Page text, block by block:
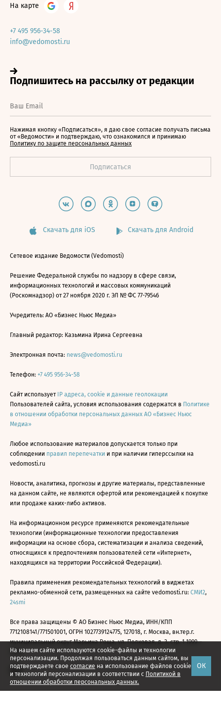
На нашем сайте используются cookie-файлы и технологии
персонализации. Продолжая пользоваться данным сайтом, вы
подтверждаете свое согласие на использование файлов cookie
и технологий персонализации в соответствии с Политикой в
отношении обработки персональных данных.
ОК
На карте
+7 495 956-34-58
info@vedomosti.ru
Нажимая кнопку «Подписаться», я даю свое согласие получать письма
от «Ведомости» и подтверждаю, что ознакомился и принимаю
Политику по защите персональных данных
Скачать для iOS Скачать для Android
Сетевое издание Ведомости (Vedomosti)
Решение Федеральной службы по надзору в сфере связи,
информационных технологий и массовых коммуникаций
(Роскомнадзор) от 27 ноября 2020 г. ЭЛ № ФС 77-79546
Учредитель: АО «Бизнес Ньюс Медиа»
Главный редактор: Казьмина Ирина Сергеевна
Электронная почта: news@vedomosti.ru
Телефон: +7 495 956-34-58
Сайт использует IP адреса, cookie и данные геолокации
Пользователей сайта, условия использования содержатся в Политике
в отношении обработки персональных данных АО «Бизнес Ньюс
Медиа»
Любое использование материалов допускается только при
соблюдении правил перепечатки и при наличии гиперссылки на
vedomosti.ru
Новости, аналитика, прогнозы и другие материалы, представленные
на данном сайте, не являются офертой или рекомендацией к покупке
или продаже каких-либо активов.
На информационном ресурсе применяются рекомендательные
технологии (информационные технологии предоставления
информации на основе сбора, систематизации и анализа сведений,
относящихся к предпочтениям пользователей сети «Интернет»,
находящихся на территории Российской Федерации).
Правила применения рекомендательных технологий в виджетах
рекламно-обменной сети, размещенных на сайте vedomosti.ru: СМИ2,
24smi
Все права защищены © АО Бизнес Ньюс Медиа, ИНН/КПП
7712108141/771501001, ОГРН 1027739124775, 127018, г. Москва, вн.тер.г.
муниципальный округ Марьина Роща, ул. Полковая, д. 3, стр. 1 1999—
2026